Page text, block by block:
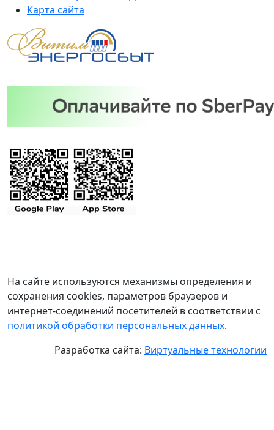
Карта сайта
На сайте используются механизмы определения и
сохранения cookies, параметров браузеров и
интернет-соединений посетителей в соответствии с
политикой обработки персональных данных.
Разработка сайта: Виртуальные технологии